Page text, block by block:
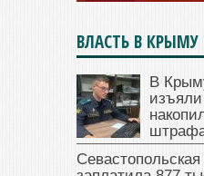
ВЛАСТЬ В КРЫМУ
В